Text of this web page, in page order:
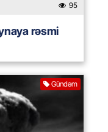
95
rəsmi
Gündəm